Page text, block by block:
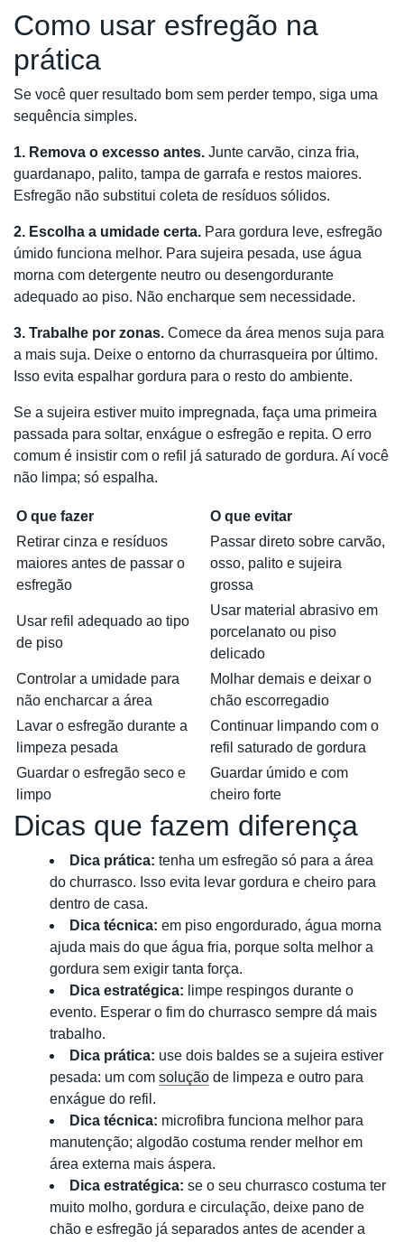
Como usar esfregão na
prática
Se você quer resultado bom sem perder tempo, siga uma
sequência simples.
1. Remova o excesso antes. Junte carvão, cinza fria,
guardanapo, palito, tampa de garrafa e restos maiores.
Esfregão não substitui coleta de resíduos sólidos.
2. Escolha a umidade certa. Para gordura leve, esfregão
úmido funciona melhor. Para sujeira pesada, use água
morna com detergente neutro ou desengordurante
adequado ao piso. Não encharque sem necessidade.
3. Trabalhe por zonas. Comece da área menos suja para
a mais suja. Deixe o entorno da churrasqueira por último.
Isso evita espalhar gordura para o resto do ambiente.
Se a sujeira estiver muito impregnada, faça uma primeira
passada para soltar, enxágue o esfregão e repita. O erro
comum é insistir com o refil já saturado de gordura. Aí você
não limpa; só espalha.
O que fazer
O que evitar
Retirar cinza e resíduos
maiores antes de passar o
esfregão
Passar direto sobre carvão,
osso, palito e sujeira
grossa
Usar refil adequado ao tipo
de piso
Usar material abrasivo em
porcelanato ou piso
delicado
Controlar a umidade para
não encharcar a área
Molhar demais e deixar o
chão escorregadio
Lavar o esfregão durante a
limpeza pesada
Continuar limpando com o
refil saturado de gordura
Guardar o esfregão seco e
limpo
Guardar úmido e com
cheiro forte
Dicas que fazem diferença
Dica prática: tenha um esfregão só para a área
do churrasco. Isso evita levar gordura e cheiro para
dentro de casa.
Dica técnica: em piso engordurado, água morna
ajuda mais do que água fria, porque solta melhor a
gordura sem exigir tanta força.
Dica estratégica: limpe respingos durante o
evento. Esperar o fim do churrasco sempre dá mais
trabalho.
Dica prática: use dois baldes se a sujeira estiver
pesada: um com solução de limpeza e outro para
enxágue do refil.
Dica técnica: microfibra funciona melhor para
manutenção; algodão costuma render melhor em
área externa mais áspera.
Dica estratégica: se o seu churrasco costuma ter
muito molho, gordura e circulação, deixe pano de
chão e esfregão já separados antes de acender a